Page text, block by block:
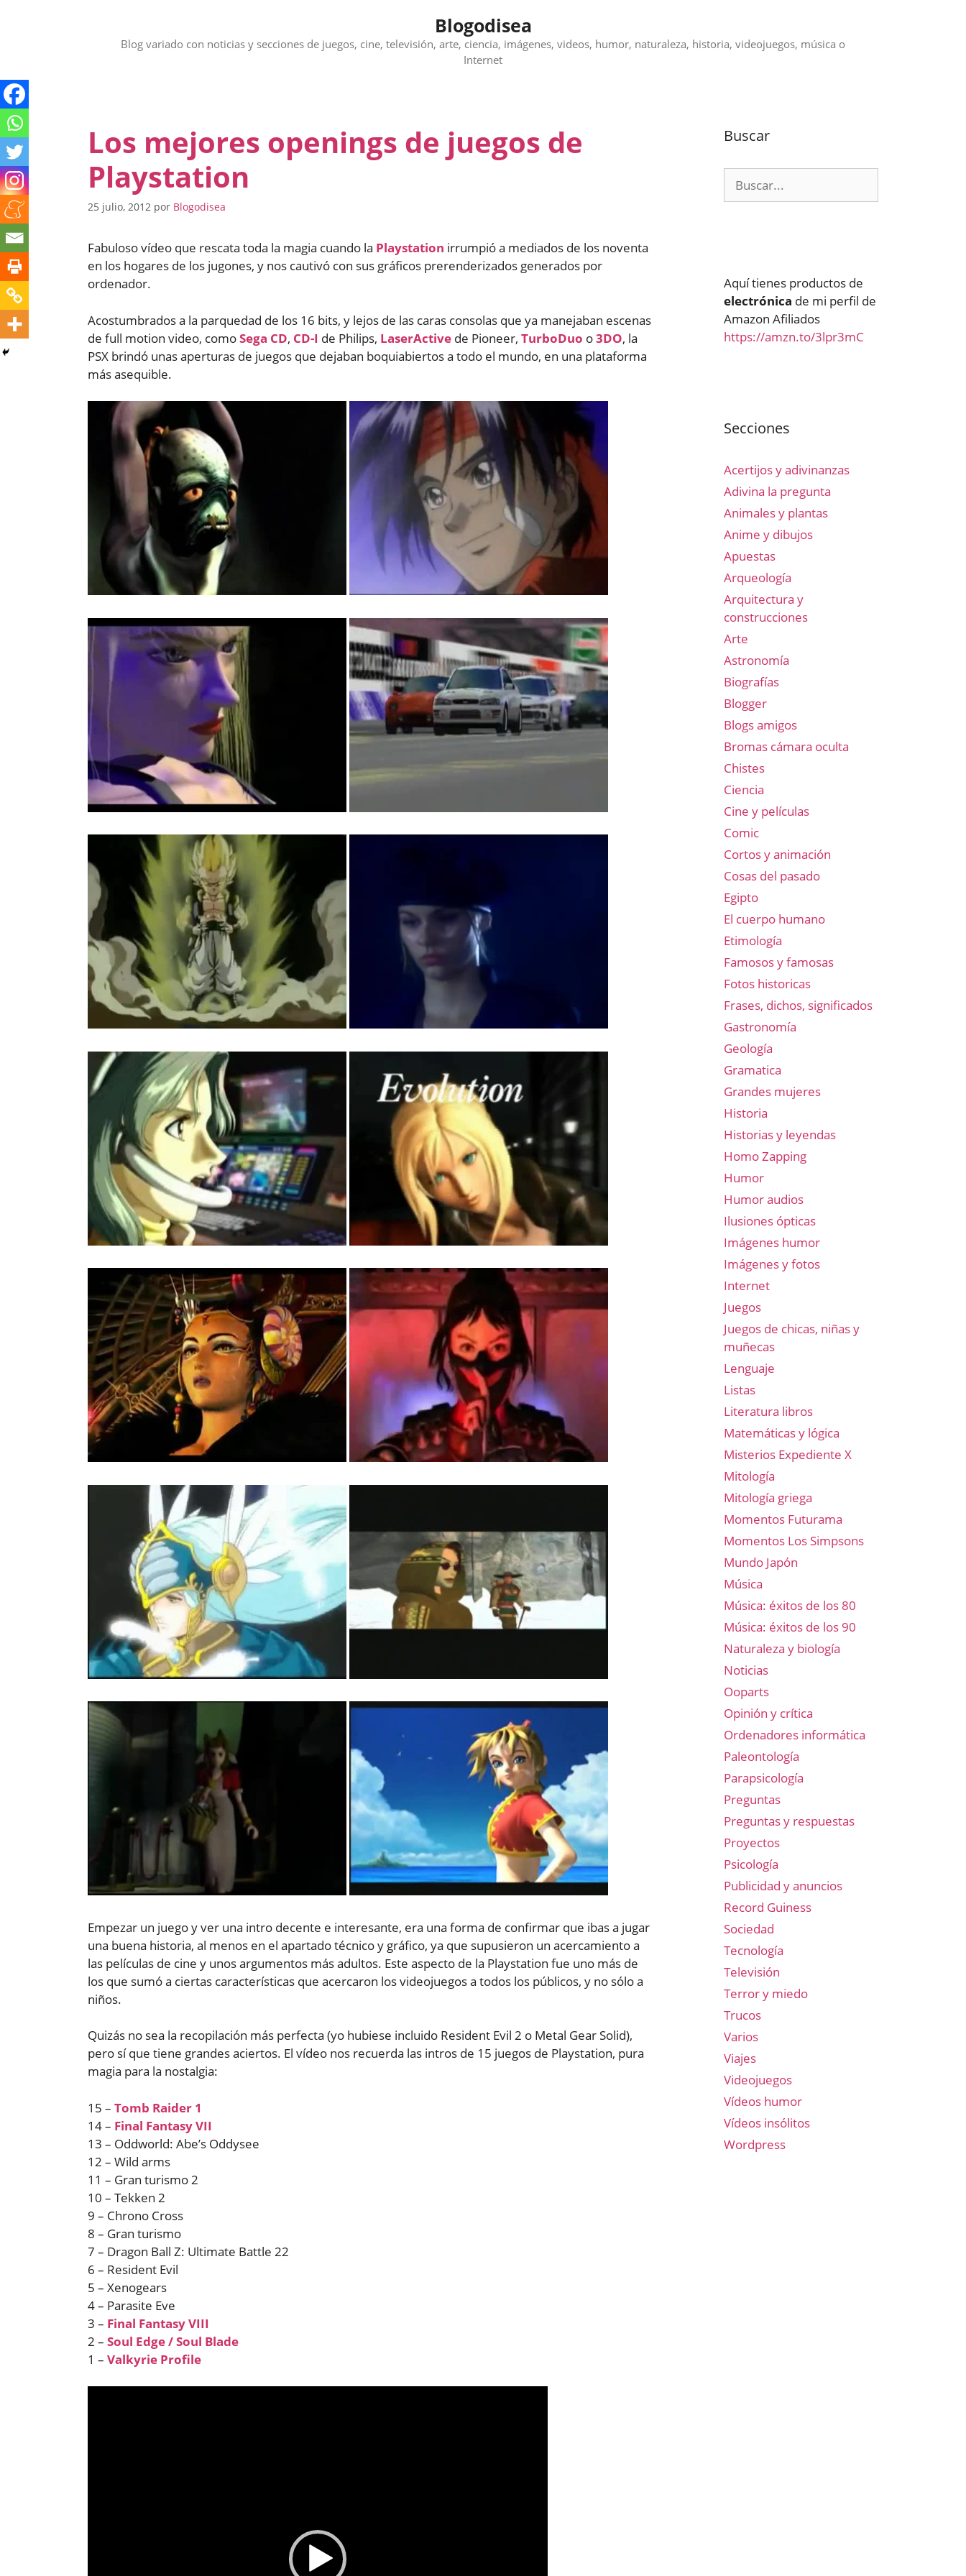
Blogodisea
Blog variado con noticias y secciones de juegos, cine, televisión, arte, ciencia, imágenes, videos, humor, naturaleza, historia, videojuegos, música o
Internet
Los mejores openings de juegos de
Playstation
25 julio, 2012 por Blogodisea
Fabuloso vídeo que rescata toda la magia cuando la Playstation irrumpió a mediados de los noventa
en los hogares de los jugones, y nos cautivó con sus gráficos prerenderizados generados por
ordenador.
Acostumbrados a la parquedad de los 16 bits, y lejos de las caras consolas que ya manejaban escenas
de full motion video, comoSega CD, CD-I de Philips, LaserActive de Pioneer, TurboDuo o3DO, la
PSX brindó unas aperturas de juegos que dejaban boquiabiertos a todo el mundo, en una plataforma
más asequible.
Empezar un juego y ver una intro decente e interesante, era una forma de confirmar que ibas a jugar
una buena historia, al menos en el apartado técnico y gráfico, ya que supusieron un acercamiento a
las películas de cine y unos argumentos más adultos. Este aspecto de la Playstation fue uno más de
los que sumó a ciertas características que acercaron los videojuegos a todos los públicos, y no sólo a
niños.
Quizás no sea la recopilación más perfecta (yo hubiese incluido Resident Evil 2 o Metal Gear Solid),
pero sí que tiene grandes aciertos. El vídeo nos recuerda las intros de 15 juegos de Playstation, pura
magia para la nostalgia:
15 – Tomb Raider 1
14 – Final Fantasy VII
13 – Oddworld: Abe’s Oddysee
12 – Wild arms
11 – Gran turismo 2
10 – Tekken 2
9 – Chrono Cross
8 – Gran turismo
7 – Dragon Ball Z: Ultimate Battle 22
6 – Resident Evil
5 – Xenogears
4 – Parasite Eve
3 – Final Fantasy VIII
2 – Soul Edge / Soul Blade
1 – Valkyrie Profile
Buscar
Aquí tienes productos de
electrónica de mi perfil de
Amazon Afiliados
https://amzn.to/3lpr3mC
Secciones
Acertijos y adivinanzas
Adivina la pregunta
Animales y plantas
Anime y dibujos
Apuestas
Arqueología
Arquitectura y
construcciones
Arte
Astronomía
Biografías
Blogger
Blogs amigos
Bromas cámara oculta
Chistes
Ciencia
Cine y películas
Comic
Cortos y animación
Cosas del pasado
Egipto
El cuerpo humano
Etimología
Famosos y famosas
Fotos historicas
Frases, dichos, significados
Gastronomía
Geología
Gramatica
Grandes mujeres
Historia
Historias y leyendas
Homo Zapping
Humor
Humor audios
Ilusiones ópticas
Imágenes humor
Imágenes y fotos
Internet
Juegos
Juegos de chicas, niñas y
muñecas
Lenguaje
Listas
Literatura libros
Matemáticas y lógica
Misterios Expediente X
Mitología
Mitología griega
Momentos Futurama
Momentos Los Simpsons
Mundo Japón
Música
Música: éxitos de los 80
Música: éxitos de los 90
Naturaleza y biología
Noticias
Ooparts
Opinión y crítica
Ordenadores informática
Paleontología
Parapsicología
Preguntas
Preguntas y respuestas
Proyectos
Psicología
Publicidad y anuncios
Record Guiness
Sociedad
Tecnología
Televisión
Terror y miedo
Trucos
Varios
Viajes
Videojuegos
Vídeos humor
Vídeos insólitos
Wordpress